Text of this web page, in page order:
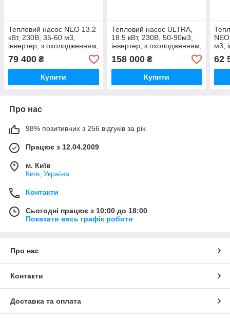
Тепловий насос NEO 13.2
кВт, 230В, 35-60 м3,
інвертер, з охолодженням,
WI-FI
79 400 ₴
Купити
Тепловий насос ULTRA,
18.5 кВт, 230В, 50-90м3,
інвертер, з охолодженням,
WI-FI
158 000₴
Купити
м3,
62
Про нас
98% позитивних з 256 відгуків за рік
Працює з 12.04.2009
м. Київ
Київ, Україна
Контакти
Сьогодні працює з 10:00 до 18:00
Показати весь графік роботи
Про нас
Контакти
Доставка та оплата